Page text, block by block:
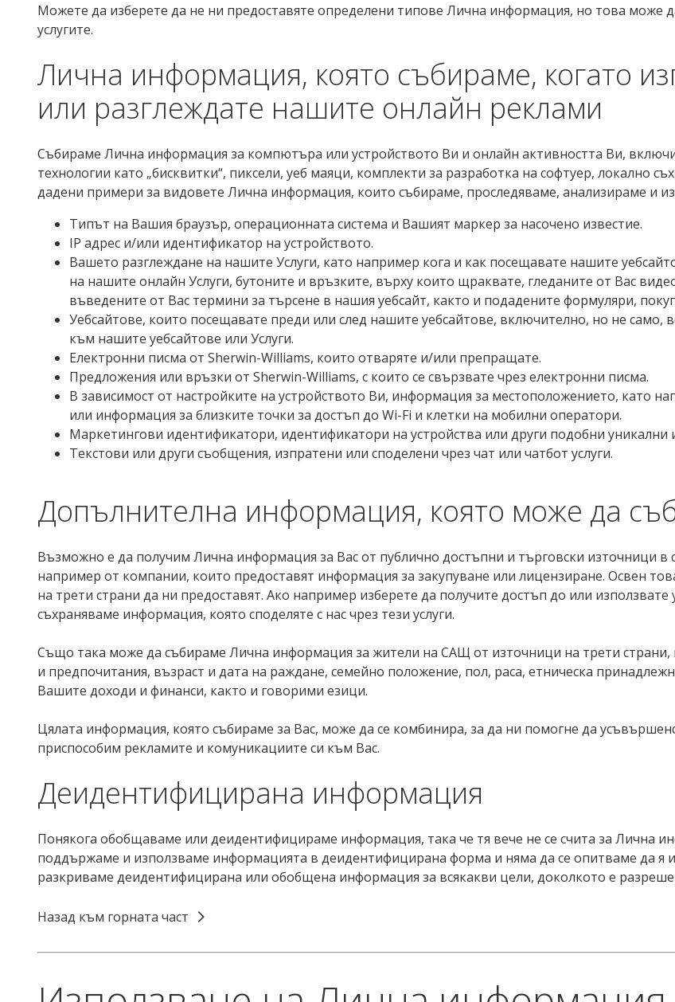
Можете да изберете да не ни предоставяте определени типове Лична информация, но това може
услугите.
Лична информация, която събираме, когато
или разглеждате нашите онлайн реклами
Събираме Лична информация за компютъра или устройството Ви и онлайн активността Ви,
технологии като „бисквитки“, пиксели, уеб маяци, комплекти за разработка на софтуер, локално
дадени примери за видовете Лична информация, които събираме, проследяваме, анализираме и
Типът на Вашия браузър, операционната система и Вашият маркер за насочено известие.
IP адрес и/или идентификатор на устройството.
Вашето разглеждане на нашите Услуги, като например кога и как посещавате нашите
на нашите онлайн Услуги, бутоните и връзките, върху които щраквате, гледаните от Вас
въведените от Вас термини за търсене в нашия уебсайт, както и подадените формуляри,
Уебсайтове, които посещавате преди или след нашите уебсайтове, включително, но не само,
към нашите уебсайтове или Услуги.
Електронни писма от Sherwin-Williams, които отваряте и/или препращате.
Предложения или връзки от Sherwin-Williams, с които се свързвате чрез електронни писма.
В зависимост от настройките на устройството Ви, информация за местоположението, като
или информация за близките точки за достъп до Wi-Fi и клетки на мобилни оператори.
Маркетингови идентификатори, идентификатори на устройства или други подобни уникални
Текстови или други съобщения, изпратени или споделени чрез чат или чатбот услуги.
Допълнителна информация, която може да
Възможно е да получим Лична информация за Вас от публично достъпни и търговски източници в
например от компании, които предоставят информация за закупуване или лицензиране. Освен
на трети страни да ни предоставят. Ако например изберете да получите достъп до или
съхраняваме информация, която споделяте с нас чрез тези услуги.
Също така може да събираме Лична информация за жители на САЩ от източници на трети
и предпочитания, възраст и дата на раждане, семейно положение, пол, раса, етническа
Вашите доходи и финанси, както и говорими езици.
Цялата информация, която събираме за Вас, може да се комбинира, за да ни помогне да
приспособим рекламите и комуникациите си към Вас.
Деидентифицирана информация
Понякога обобщаваме или деидентифицираме информация, така че тя вече не се счита за Лична
поддържаме и използваме информацията в деидентифицирана форма и няма да се опитваме да
разкриваме деидентифицирана или обобщена информация за всякакви цели, доколкото е
Назад към горната част